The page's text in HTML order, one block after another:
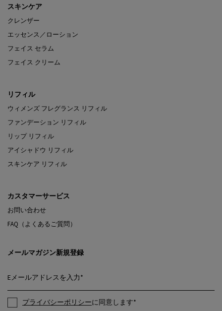
スキンケア
クレンザー
エッセンス／ローション
フェイス セラム
フェイス クリーム
リフィル
ウィメンズ フレグランス リフィル
ファンデーション リフィル
リップ リフィル
アイシャドウ リフィル
スキンケア リフィル
カスタマーサービス
お問い合わせ
FAQ（よくあるご質問）
メールマガジン新規登録
Eメールアドレスを入力*
プライバシーポリシーに同意します*